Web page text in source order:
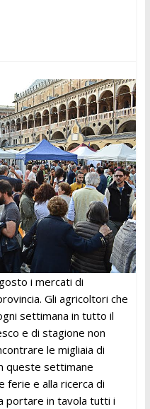
i mercati di
Gli agricoltori che
settimana in tutto il
e di stagione non
le migliaia di
queste settimane
ferie e alla ricerca di
portare in tavola tutti i